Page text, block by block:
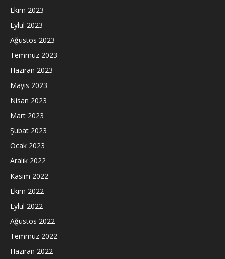
Ekim 2023
Eylül 2023
Ağustos 2023
Temmuz 2023
Haziran 2023
Mayıs 2023
Nisan 2023
Mart 2023
Şubat 2023
Ocak 2023
Aralık 2022
Kasım 2022
Ekim 2022
Eylül 2022
Ağustos 2022
Temmuz 2022
Haziran 2022